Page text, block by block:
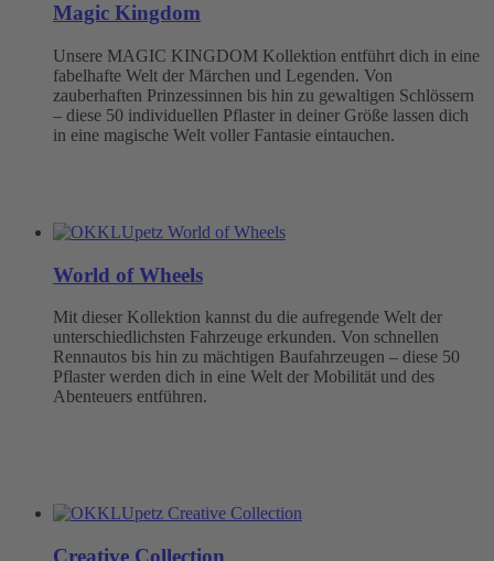
Magic Kingdom
Unsere MAGIC KINGDOM Kollektion entführt dich in eine
fabelhafte Welt der Märchen und Legenden. Von
zauberhaften Prinzessinnen bis hin zu gewaltigen Schlössern
– diese 50 individuellen Pflaster in deiner Größe lassen dich
in eine magische Welt voller Fantasie eintauchen.
World of Wheels
Mit dieser Kollektion kannst du die aufregende Welt der
unterschiedlichsten Fahrzeuge erkunden. Von schnellen
Rennautos bis hin zu mächtigen Baufahrzeugen – diese 50
Pflaster werden dich in eine Welt der Mobilität und des
Abenteuers entführen.
Creative Collection